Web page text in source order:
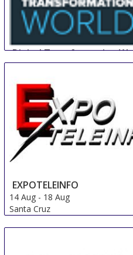
Digital Transformation
14 Aug-16 Aug
France
EXPOTELEINFO
14 Aug - 18 Aug
Santa Cruz